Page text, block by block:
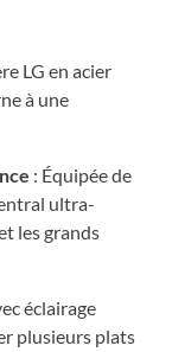
LG en acier
à une
: Équipée de
ultra-
les grands
éclairage
plusieurs plats